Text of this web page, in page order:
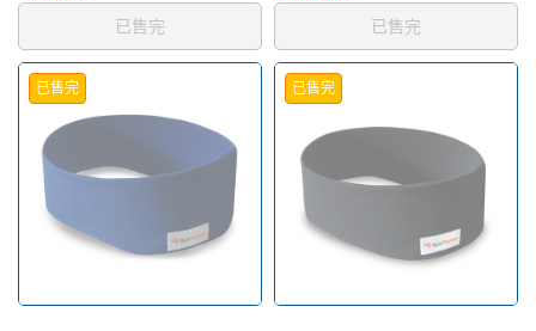
已售完 已售完
已售完 已售完